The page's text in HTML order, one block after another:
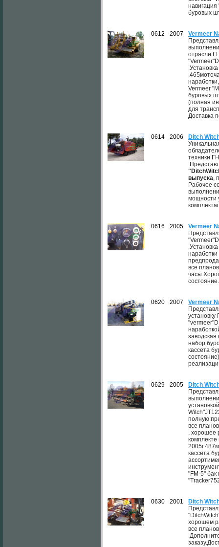
буровых
0612 2007
Vermeer
отрасли
Vermeer
буровых
(полная
для
Доставка
0614 2006
Ditch
техники
выпуска,
Рабочее
мощности
0616 2005
Vermeer
все
0620 2007
Vermeer
набор
кассета
0629 2005
Ditch
полную
все
, хорошее
комплекте
кассета
"FM-5"
0630 2001
Ditch
хорошем
все